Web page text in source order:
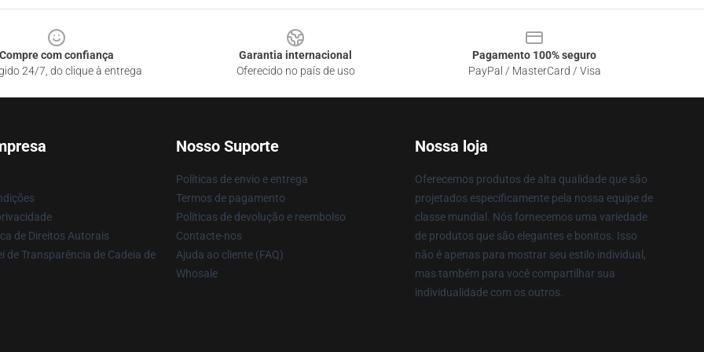
Compre com confiança
24/7, do clique à entrega
Garantia internacional
Oferecido no país de uso
Pagamento 100% seguro
PayPal / MasterCard / Visa
de Direitos Autorais
de Transparência de Cadeia de
Nosso Suporte
Políticas de envio e entrega
Termos de pagamento
Políticas de devolução e reembolso
Contacte-nos
Ajuda ao cliente (FAQ)
Whosale
Nossa loja
Oferecemos produtos de alta qualidade que são
projetados especificamente pela nossa equipe de
classe mundial. Nós fornecemos uma variedade
de produtos que são elegantes e bonitos. Isso
não é apenas para mostrar seu estilo individual,
mas também para você compartilhar sua
individualidade com os outros.